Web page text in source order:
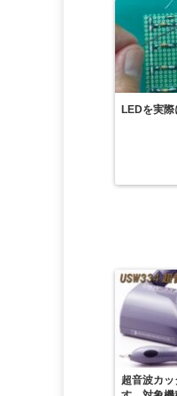
LEDを実
超音波カッ